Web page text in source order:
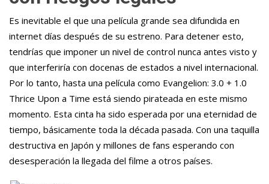
Es inevitable el que una película grande sea difundida en
internet días después de su estreno. Para detener esto,
tendrías que imponer un nivel de control nunca antes visto y
que interferiría con docenas de estados a nivel internacional.
Por lo tanto, hasta una película como Evangelion: 3.0 + 1.0
Thrice Upon a Time está siendo pirateada en este mismo
momento. Esta cinta ha sido esperada por una eternidad de
tiempo, básicamente toda la década pasada. Con una taquilla
destructiva en Japón y millones de fans esperando con
desesperación la llegada del filme a otros países.